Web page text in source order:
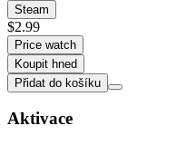
Steam
$2.99
Price watch
Koupit hned
Přidat do košíku
Aktivace